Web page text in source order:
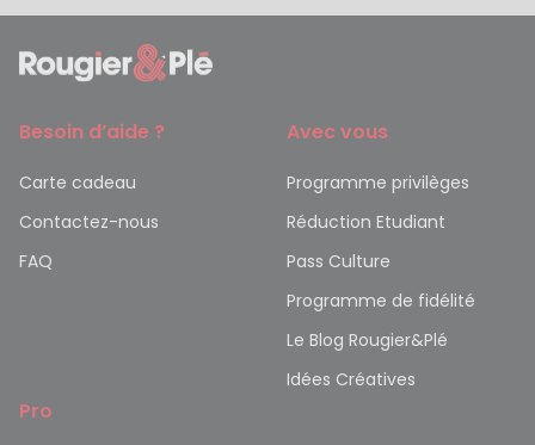
Besoin d’aide ?
Carte cadeau
Contactez-nous
FAQ
Avec vous
Programme privilèges
Réduction Etudiant
Pass Culture
Programme de fidélité
Le Blog Rougier&Plé
Idées Créatives
Pro